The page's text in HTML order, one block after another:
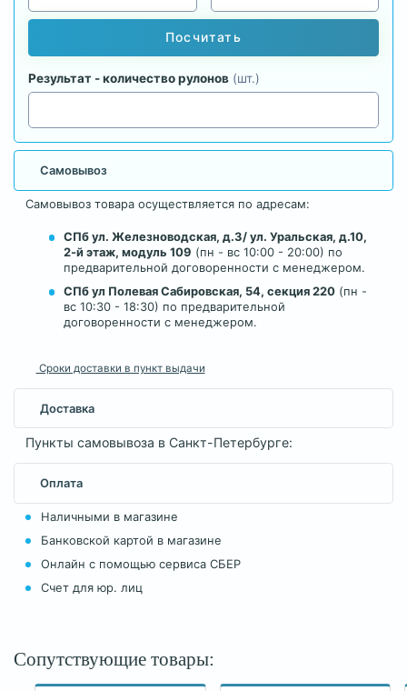
Посчитать
Результат - количество рулонов (шт.)
Самовывоз
Самовывоз товара осуществляется по адресам:
СПб ул. Железноводская, д.3/ ул. Уральская, д.10,
2-й этаж, модуль 109 (пн - вс 10:00 - 20:00) по
предварительной договоренности с менеджером.
СПб ул Полевая Сабировская, 54, секция 220 (пн -
вс 10:30 - 18:30) по предварительной
договоренности с менеджером.
Сроки доставки в пункт выдачи
Доставка
Пункты самовывоза в Санкт-Петербурге:
Оплата
Наличными в магазине
Банковской картой в магазине
Онлайн с помощью сервиса СБЕР
Счет для юр. лиц
Сопутствующие товары: